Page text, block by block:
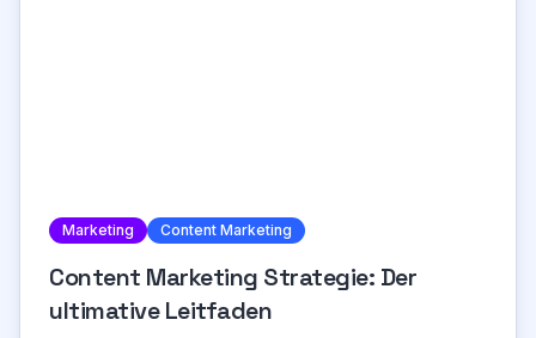
Marketing Content Marketing
Content Marketing Strategie: Der
ultimative Leitfaden